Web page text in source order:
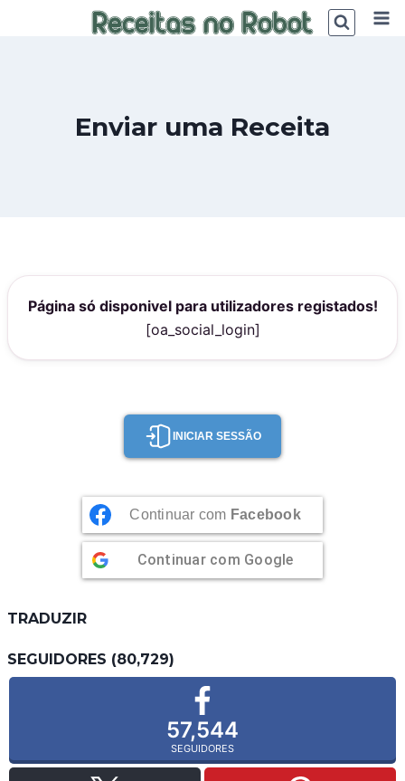
Enviar uma Receita
Página só disponivel para utilizadores registados!
[oa_social_login]
INICIAR SESSÃO
Continuar com Facebook
Continuar com Google
TRADUZIR
SEGUIDORES (80,729)
57,544
SEGUIDORES